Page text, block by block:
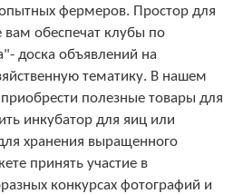
фермеров. Простор для
вам обеспечат клубы по
доска объявлений на
тематику. В нашем
полезные товары для
инкубатор для яиц или
хранения выращенного
принять участие в
конкурсах фотографий и